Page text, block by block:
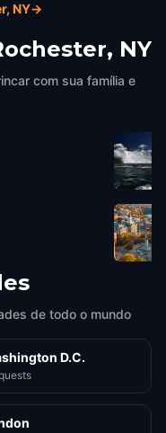
NY→
NY
com sua família e
de todo o mundo
D.C.